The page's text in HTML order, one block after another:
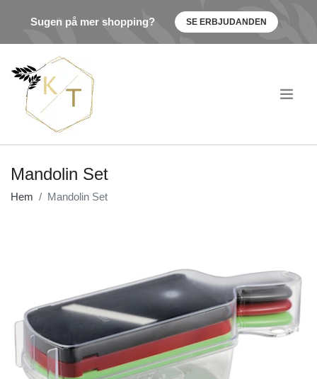
Sugen på mer shopping? SE ERBJUDANDEN
Mandolin Set
Hem Mandolin Set